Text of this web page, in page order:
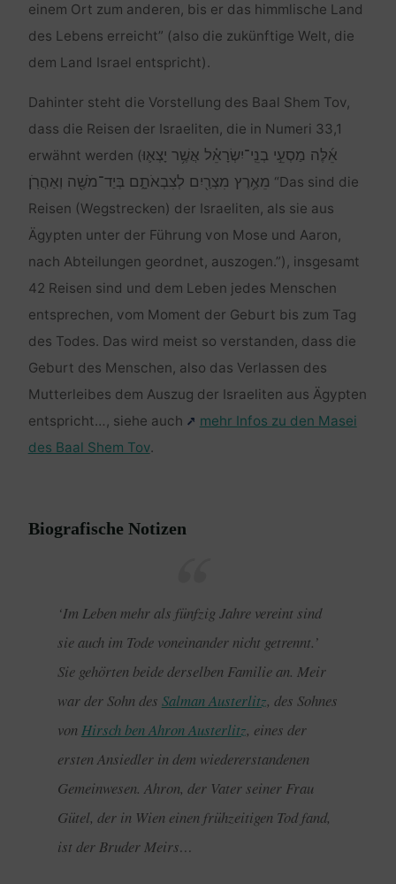
einem Ort zum anderen, bis er das himmlische Land
des Lebens erreicht” (also die zukünftige Welt, die
dem Land Israel entspricht).
Dahinter steht die Vorstellung des Baal Shem Tov,
dass die Reisen der Israeliten, die in Numeri 33,1
erwähnt werden (אֵ֜לֶּה מַסְעֵ֣י בְנֵֽי־יִשְׂרָאֵ֗ל אֲשֶׁ֥ר יָצְא֛וּ
מֵאֶ֥רֶץ מִצְרַ֖יִם לְצִבְאֹתָ֑ם בְּיַד־מֹשֶׁ֖ה וְאַהֲרֹֽן׃ “Das sind die
Reisen (Wegstrecken) der Israeliten, als sie aus
Ägypten unter der Führung von Mose und Aaron,
nach Abteilungen geordnet, auszogen.”), insgesamt
42 Reisen sind und dem Leben jedes Menschen
entsprechen, vom Moment der Geburt bis zum Tag
des Todes. Das wird meist so verstanden, dass die
Geburt des Menschen, also das Verlassen des
Mutterleibes dem Auszug der Israeliten aus Ägypten
entspricht…, siehe auch
mehr Infos zu den Masei
des Baal Shem Tov.
Biografische Notizen
‘Im Leben mehr als fünfzig Jahre vereint sind
sie auch im Tode voneinander nicht getrennt.’
Sie gehörten beide derselben Familie an. Meir
war der Sohn des Salman Austerlitz, des Sohnes
von Hirsch ben Ahron Austerlitz, eines der
ersten Ansiedler in dem wiedererstandenen
Gemeinwesen. Ahron, der Vater seiner Frau
Gütel, der in Wien einen frühzeitigen Tod fand,
ist der Bruder Meirs…